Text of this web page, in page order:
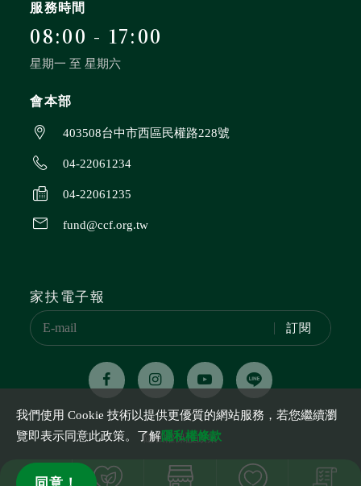
服務時間
08:00 - 17:00
星期一 至 星期六
會本部
403508台中市西區民權路228號
04-22061234
04-22061235
fund@ccf.org.tw
家扶電子報
訂閱
隱私權保護政策
立案字號 台（84）內社字號第8475595號
我們使用 Cookie 技術以提供更優質的網站服務，若您繼續瀏
覽即表示同意此政策。了解隱私權條款